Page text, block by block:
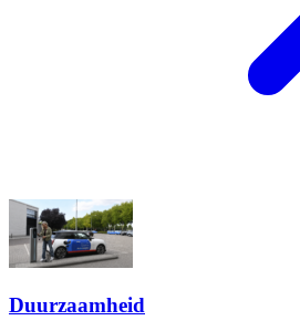
Duurzaamheid